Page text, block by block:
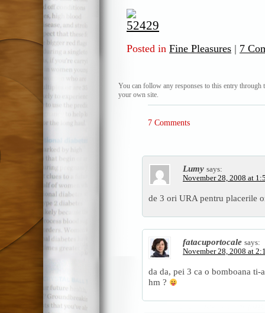
Posted in Fine Pleasures | 7
You can follow any responses to this entry through
your own site.
7 Comments
Lumy says:
November 28, 2008 at
de 3 ori URA pentru placerile
fatacuportocale says:
November 28, 2008 at
da da, pei 3 ca o bomboana
hm ?